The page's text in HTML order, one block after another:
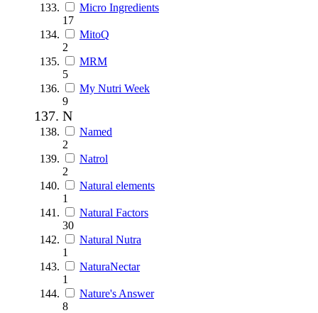
Micro Ingredients
17
MitoQ
2
MRM
5
My Nutri Week
9
N
Named
2
Natrol
2
Natural elements
1
Natural Factors
30
Natural Nutra
1
NaturaNectar
1
Nature's Answer
8